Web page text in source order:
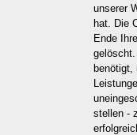
unserer
hat. Die
Ende
stellen -